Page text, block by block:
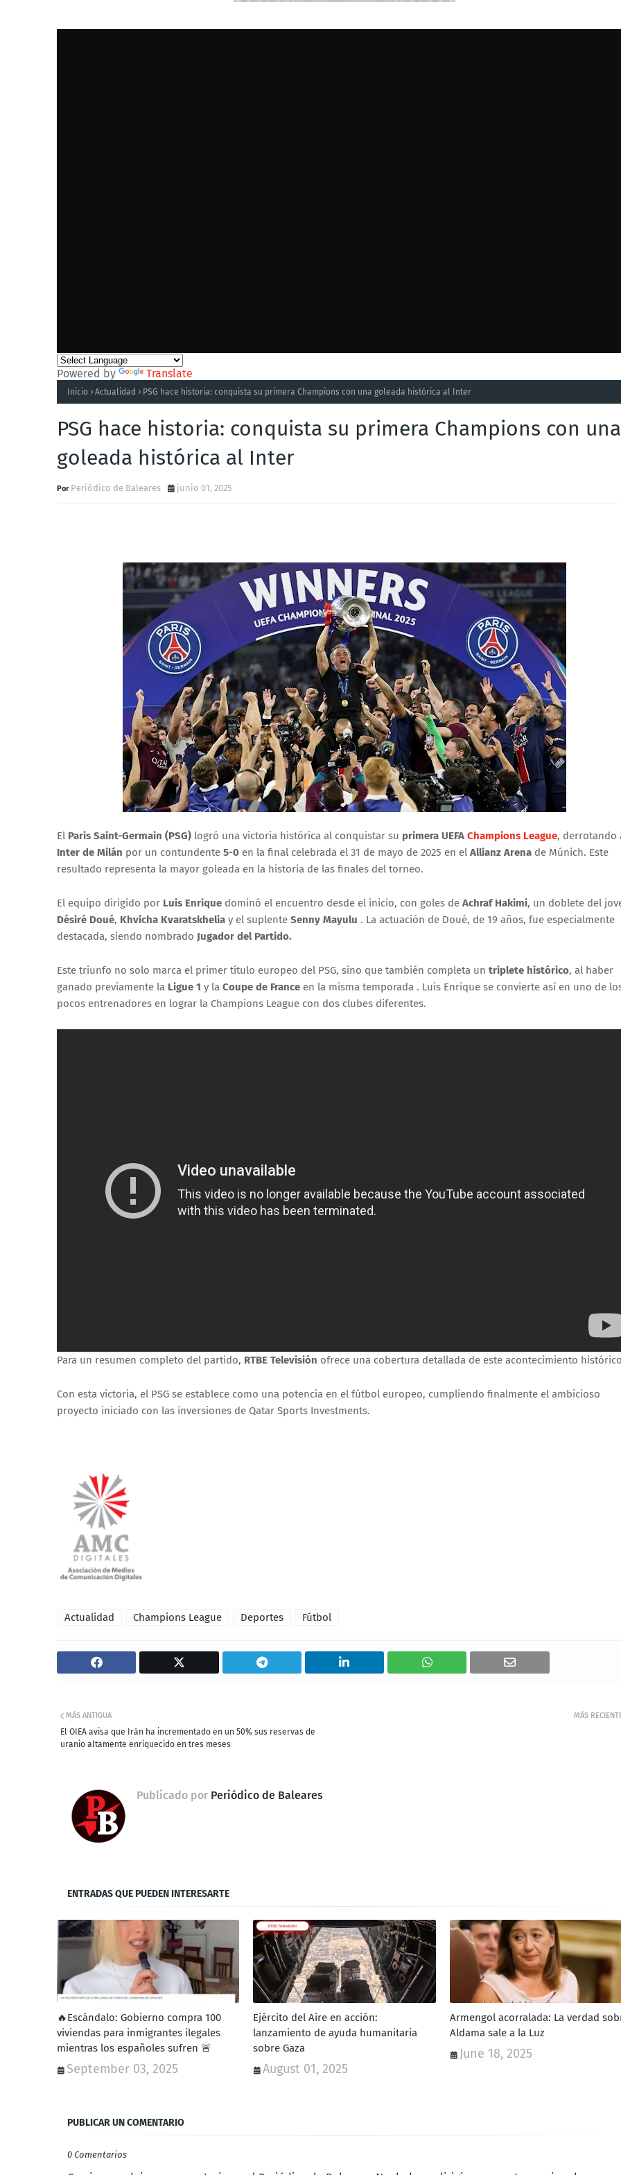
Powered by Translate
Inicio Actualidad PSG hace historia: conquista su primera Champions con una goleada histórica al Inter
PSG hace historia: conquista su primera Champions con una
goleada histórica al Inter
Periódico de Baleares junio 01, 2025
El Paris Saint-Germain (PSG) logró una victoria histórica al conquistar su primera UEFA Champions League, derrotando
Inter de Milán por un contundente 5-0 en la final celebrada el 31 de mayo de 2025 en el Allianz Arena de Múnich. Este
resultado representa la mayor goleada en la historia de las finales del torneo.
El equipo dirigido por Luis Enrique dominó el encuentro desde el inicio, con goles de Achraf Hakimi, un doblete del
Désiré Doué, Khvicha Kvaratskhelia y el suplente Senny Mayulu . La actuación de Doué, de 19 años, fue especialmente
destacada, siendo nombrado Jugador del Partido.
Este triunfo no solo marca el primer título europeo del PSG, sino que también completa un triplete histórico, al haber
ganado previamente la Ligue 1 y la Coupe de France en la misma temporada . Luis Enrique se convierte así en uno de
pocos entrenadores en lograr la Champions League con dos clubes diferentes.
Para un resumen completo del partido, RTBE Televisión ofrece una cobertura detallada de este acontecimiento
Con esta victoria, el PSG se establece como una potencia en el fútbol europeo, cumpliendo finalmente el ambicioso
proyecto iniciado con las inversiones de Qatar Sports Investments.
Actualidad Champions League Deportes Fútbol
MÁS
MÁS ANTIGUA
El OIEA avisa que Irán ha incrementado en un 50% sus reservas de
uranio altamente enriquecido en tres meses
Publicado por Periódico de Baleares
ENTRADAS QUE PUEDEN INTERESARTE
🔥Escándalo: Gobierno compra 100
viviendas para inmigrantes ilegales
mientras los españoles sufren 🚨
September 03, 2025
Ejército del Aire en acción:
lanzamiento de ayuda humanitaria
sobre Gaza
August 01, 2025
Armengol acorralada: La verdad
Aldama sale a la Luz
June 18, 2025
PUBLICAR UN COMENTARIO
0 Comentarios